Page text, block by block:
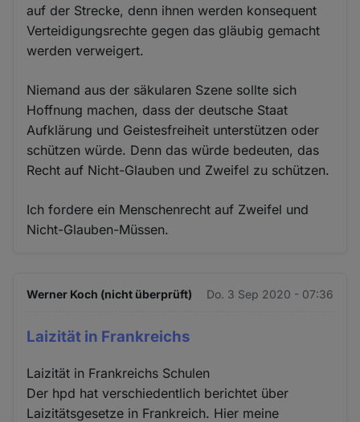
auf der Strecke, denn ihnen werden konsequent
Verteidigungsrechte gegen das gläubig gemacht
werden verweigert.
Niemand aus der säkularen Szene sollte sich
Hoffnung machen, dass der deutsche Staat
Aufklärung und Geistesfreiheit unterstützen oder
schützen würde. Denn das würde bedeuten, das
Recht auf Nicht-Glauben und Zweifel zu schützen.
Ich fordere ein Menschenrecht auf Zweifel und
Nicht-Glauben-Müssen.
Werner Koch (nicht überprüft) Do. 3 Sep 2020 - 07:36
Laizität in Frankreichs
Laizität in Frankreichs Schulen
Der hpd hat verschiedentlich berichtet über
Laizitätsgesetze in Frankreich. Hier meine